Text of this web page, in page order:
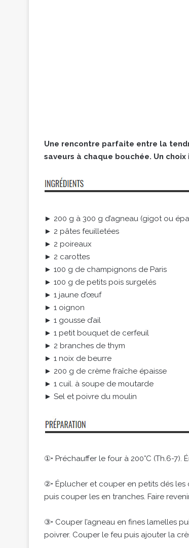
Une rencontre parfaite entre la
saveurs à chaque bouchée. Un
► 200 g à 300 g d’agneau (gigot ou
► 2 pâtes feuilletées
► 2 poireaux
► 2 carottes
► 100 g de champignons de Paris
► 100 g de petits pois surgelés
► 1 jaune d’œuf
► 1 oignon
► 1 gousse d’ail
► 1 petit bouquet de cerfeuil
► 2 branches de thym
► 1 noix de beurre
► 200 g de crème fraîche épaisse
► 1 cuil. à soupe de moutarde
► Sel et poivre du moulin
①• Préchauffer le four à 200°C (Th.6-7).
②• Éplucher et couper en petits dés
puis couper les en tranches. Faire
③• Couper l’agneau en fines lamelles
poivrer. Couper le feu puis ajouter la